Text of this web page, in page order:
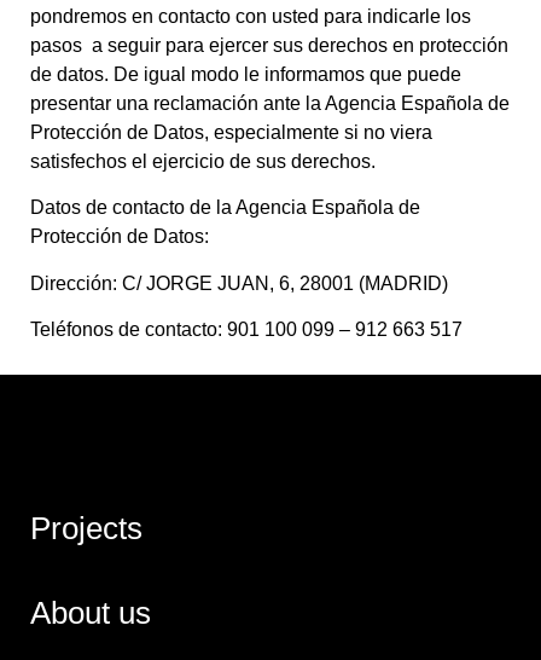
pondremos en contacto con usted para indicarle los
pasos a seguir para ejercer sus derechos en protección
de datos. De igual modo le informamos que puede
presentar una reclamación ante la Agencia Española de
Protección de Datos, especialmente si no viera
satisfechos el ejercicio de sus derechos.
Datos de contacto de la Agencia Española de
Protección de Datos:
Dirección: C/ JORGE JUAN, 6, 28001 (MADRID)
Teléfonos de contacto: 901 100 099 – 912 663 517
Projects
About us